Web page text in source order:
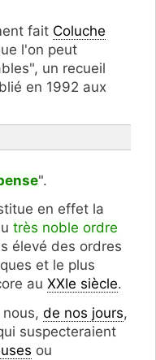
fait Coluche
l'on peut
un recueil
en 1992 aux
".
en effet la
très noble ordre
élevé des ordres
et le plus
au XXIe siècle.
de nos jours,
suspecteraient
ou